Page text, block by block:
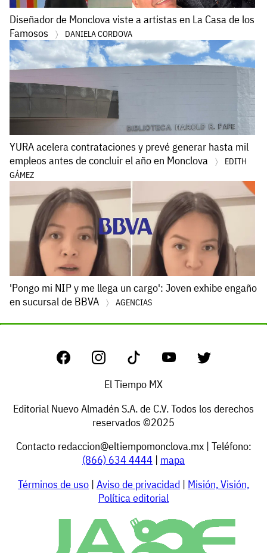
Diseñador de Monclova viste a artistas en La Casa de los
Famosos
DANIELA CORDOVA
YURA acelera contrataciones y prevé generar hasta mil
empleos antes de concluir el año en Monclova
EDITH
GÁMEZ
'Pongo mi NIP y me llega un cargo': Joven exhibe engaño
en sucursal de BBVA
AGENCIAS
El Tiempo MX
Editorial Nuevo Almadén S.A. de C.V. Todos los derechos
reservados ©2025
Contacto redaccion@eltiempomonclova.mx| Teléfono:
(866) 634 4444 | mapa
Términos de uso | Aviso de privacidad | Misión, Visión,
Política editorial